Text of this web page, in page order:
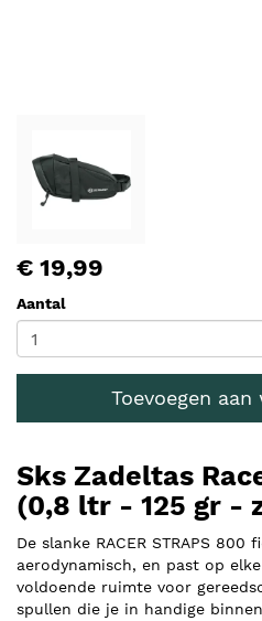
€ 19,99
Aantal
Toevoegen
Sks Zadeltas
(0,8 ltr - 125 gr -
De slanke RACER STRAPS
aerodynamisch, en past op
voldoende ruimte voor
spullen die je in handige